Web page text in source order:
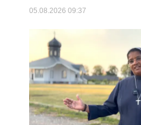
05.08.202609:37